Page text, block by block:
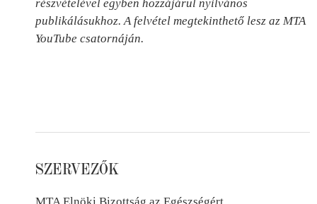
részvételével egyben hozzájárul nyilvános
publikálásukhoz. A felvétel megtekinthető lesz az MTA
YouTube csatornáján.
SZERVEZŐK